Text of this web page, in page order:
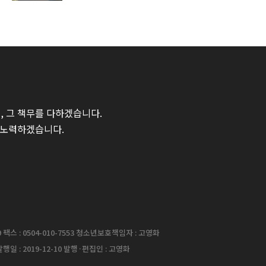
그 책무를 다하겠습니다.
력하겠습니다.
스 : 0504-010-7553 청소년보호책임자 : 고영화
일 : 2019-12-10 발행·편집인 : 고영화